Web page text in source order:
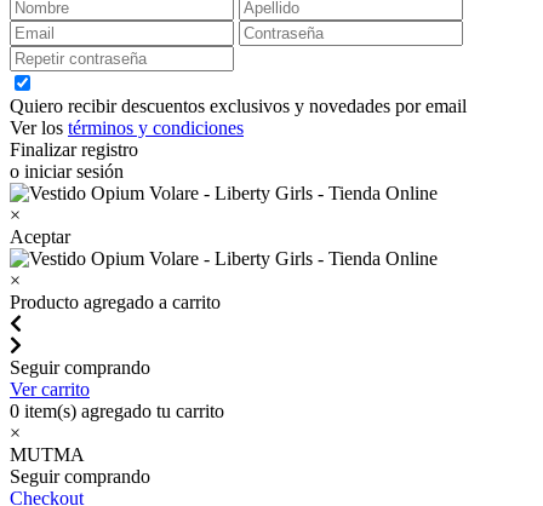
Quiero recibir descuentos exclusivos y novedades por email
Ver los términos y condiciones
Finalizar registro
o iniciar sesión
×
Aceptar
×
Producto agregado a carrito
Seguir comprando
Ver carrito
0 item(s) agregado tu carrito
×
MUTMA
Seguir comprando
Checkout